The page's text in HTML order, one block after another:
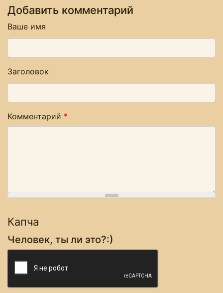
Добавить комментарий
Ваше имя
Заголовок
Комментарий *
Капча
Человек, ты ли это?:)